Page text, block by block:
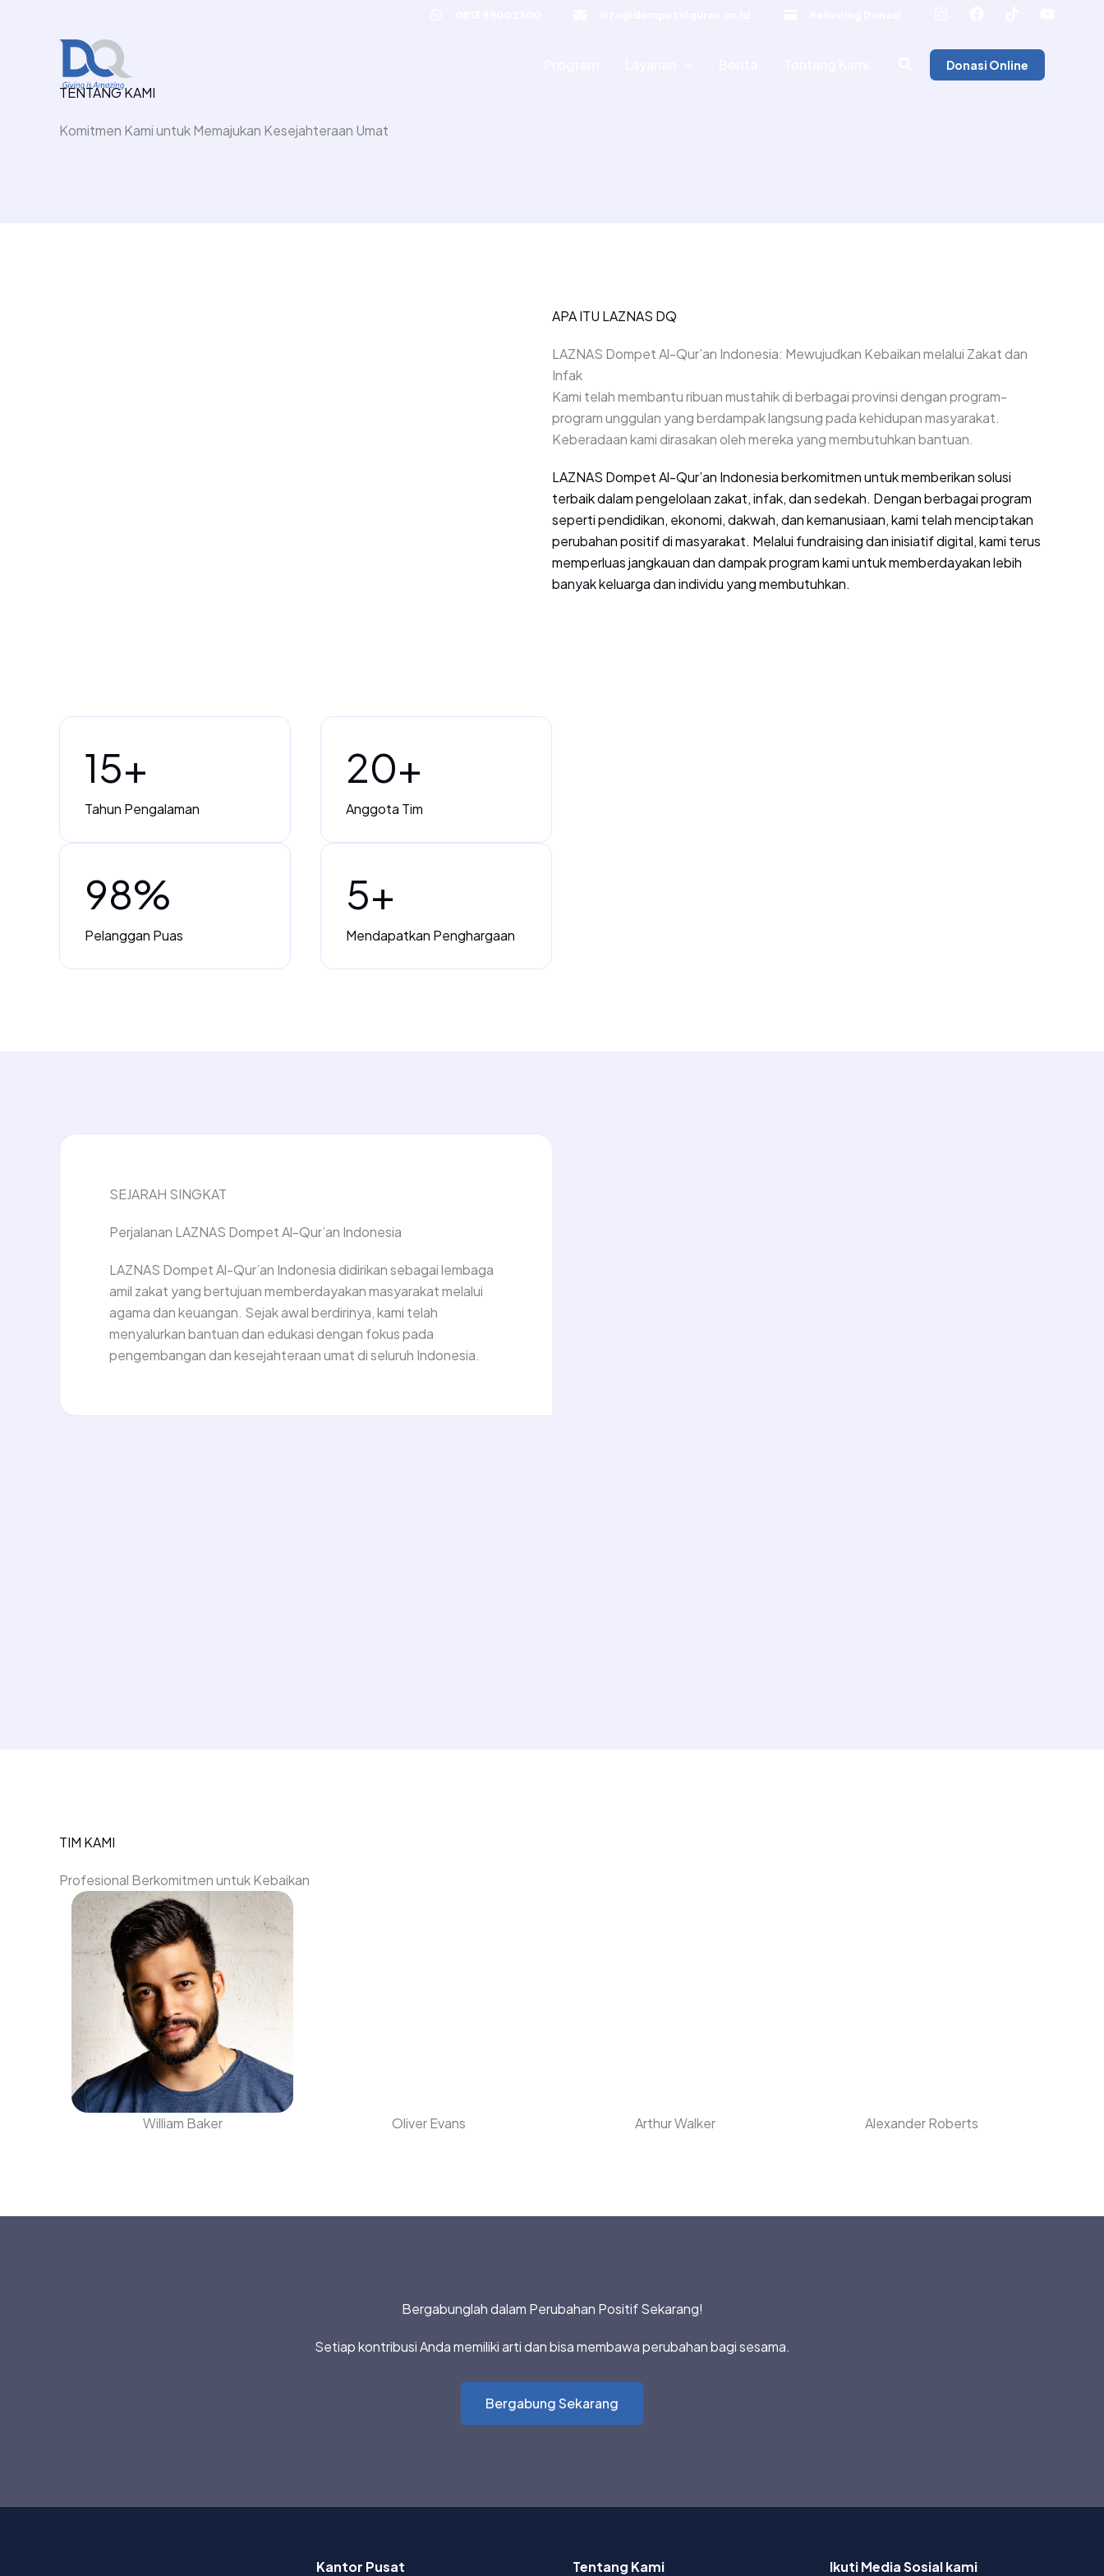
Donasi Online
TENTANG KAMI
Komitmen Kami untuk Memajukan Kesejahteraan Umat
15+
Tahun Pengalaman
20+
Anggota Tim
98%
Pelanggan Puas
5+
Mendapatkan Penghargaan
APA ITU LAZNAS DQ
LAZNAS Dompet Al-Qur’an Indonesia: Mewujudkan Kebaikan melalui Zakat dan
Infak
Kami telah membantu ribuan mustahik di berbagai provinsi dengan program-
program unggulan yang berdampak langsung pada kehidupan masyarakat.
Keberadaan kami dirasakan oleh mereka yang membutuhkan bantuan.
LAZNAS Dompet Al-Qur’an Indonesia berkomitmen untuk memberikan solusi
terbaik dalam pengelolaan zakat, infak, dan sedekah. Dengan berbagai program
seperti pendidikan, ekonomi, dakwah, dan kemanusiaan, kami telah menciptakan
perubahan positif di masyarakat. Melalui fundraising dan inisiatif digital, kami terus
memperluas jangkauan dan dampak program kami untuk memberdayakan lebih
banyak keluarga dan individu yang membutuhkan.
SEJARAH SINGKAT
Perjalanan LAZNAS Dompet Al-Qur’an Indonesia
LAZNAS Dompet Al-Qur’an Indonesia didirikan sebagai lembaga
amil zakat yang bertujuan memberdayakan masyarakat melalui
agama dan keuangan. Sejak awal berdirinya, kami telah
menyalurkan bantuan dan edukasi dengan fokus pada
pengembangan dan kesejahteraan umat di seluruh Indonesia.
TIM KAMI
Profesional Berkomitmen untuk Kebaikan
William Baker Oliver Evans Arthur Walker Alexander Roberts
Bergabunglah dalam Perubahan Positif Sekarang!
Setiap kontribusi Anda memiliki arti dan bisa membawa perubahan bagi sesama.
Bergabung Sekarang
Kantor Pusat Tentang Kami Ikuti Media Sosial kami